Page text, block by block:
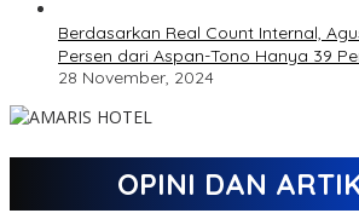
Berdasarkan Real Count Internal,
Persen dari Aspan-Tono Hanya 39
28 November, 2024
OPINI DAN